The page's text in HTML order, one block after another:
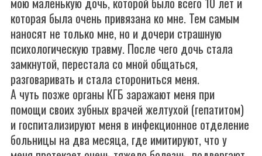
которая была очень привязана ко мне. Тем самым
наносят не только мне, но и дочери страшную
психологическую травму. После чего дочь стала
замкнутой, перестала со мной общаться,
разговаривать и стала сторониться меня.
А чуть позже органы КГБ заражают меня при
помощи своих зубных врачей желтухой (гепатитом)
и госпитализируют меня в инфекционное отделение
больницы на два месяца, где имитируют, что у